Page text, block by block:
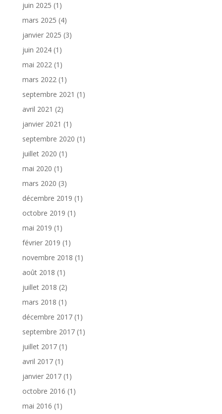
juin 2025 (1)
mars 2025 (4)
janvier 2025 (3)
juin 2024(1)
mai 2022(1)
mars 2022(1)
septembre 2021 (1)
avril 2021 (2)
janvier 2021 (1)
septembre 2020 (1)
juillet 2020 (1)
mai 2020 (1)
mars 2020 (3)
décembre 2019 (1)
octobre 2019 (1)
mai 2019 (1)
février 2019 (1)
novembre 2018 (1)
août 2018 (1)
juillet 2018 (2)
mars 2018 (1)
décembre 2017(1)
septembre 2017(1)
juillet 2017(1)
avril 2017(1)
janvier 2017(1)
octobre 2016 (1)
mai 2016 (1)